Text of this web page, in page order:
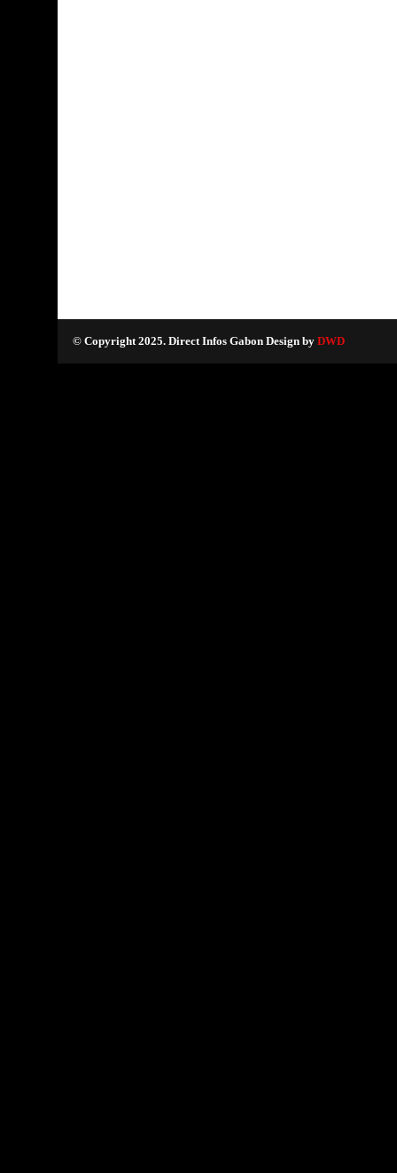
© Copyright 2025. Direct Infos Gabon Design by DWD